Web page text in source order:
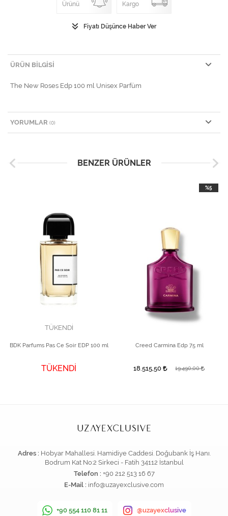
Ürünü Kargo
Fiyatı Düşünce Haber Ver
ÜRÜN BILGISI
The New Roses Edp 100 ml Unisex Parfüm
YORUMLAR (0)
BENZER ÜRÜNLER
TÜKENDİ
BDK Parfums Pas Ce Soir EDP 100 ml
TÜKENDİ
Creed Carmina Edp 75 ml
18.515,50 19.490,00
%5
Adres : Hobyar Mahallesi. Hamidiye Caddesi. Doğubank İş Hanı.
Bodrum Kat No:2 Sirkeci - Fatih 34112 İstanbul
Telefon : +90 212 513 16 67
E-Mail : info@uzayexclusive.com
+90 554 110 81 11 @uzayexclusive